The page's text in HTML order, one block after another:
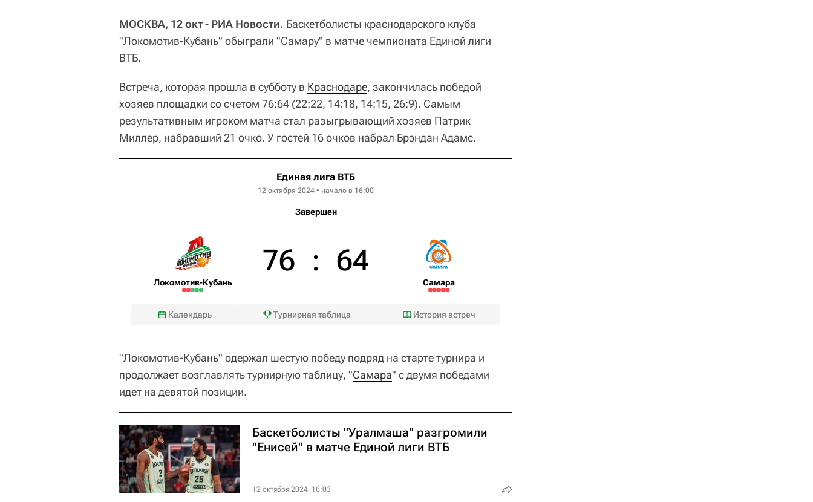
МОСКВА, 12 окт - РИА Новости. Баскетболисты краснодарского клуба
"Локомотив-Кубань" обыграли "Самару" в матче чемпионата Единой лиги
ВТБ.
Встреча, которая прошла в субботу в Краснодаре, закончилась победой
хозяев площадки со счетом 76:64 (22:22, 14:18, 14:15, 26:9). Самым
результативным игроком матча стал разыгрывающий хозяев Патрик
Миллер, набравший 21 очко. У гостей 16 очков набрал Брэндан Адамс.
Единая лига ВТБ
12 октября 2024 • начало в 16:00
Завершен
Локомотив-Кубань
76 : 64
Самара
Календарь Турнирная таблица История встреч
"Локомотив-Кубань" одержал шестую победу подряд на старте турнира и
продолжает возглавлять турнирную таблицу, "Самара" с двумя победами
идет на девятой позиции.
Баскетболисты "Уралмаша" разгромили
"Енисей" в матче Единой лиги ВТБ
12 октября 2024, 16:03